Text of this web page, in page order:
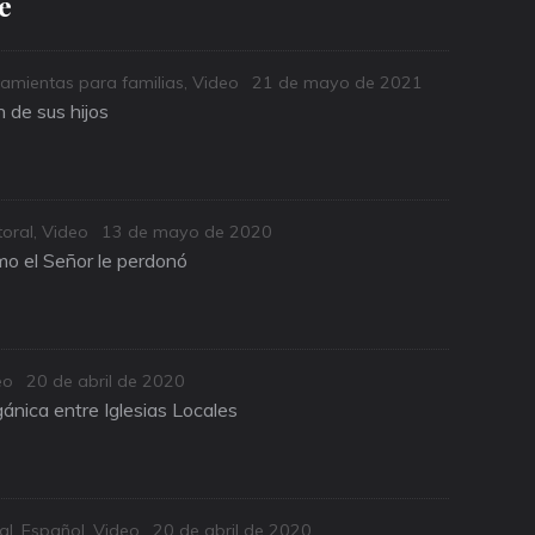
para familias, Video
Posted
21 de mayo de 2021
de sus hijos
, Video
Posted
on
13 de mayo de 2020
el Señor le perdonó
Posted
on
20 de abril de 2020
entre Iglesias Locales
Español Video Posted
20 de abril de 2020